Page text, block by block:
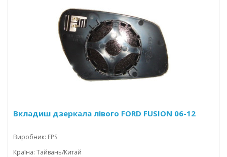
Вкладиш дзеркала лівого FORD FUSION 06-12
Виробник: FPS
Країна: Тайвань/Китай